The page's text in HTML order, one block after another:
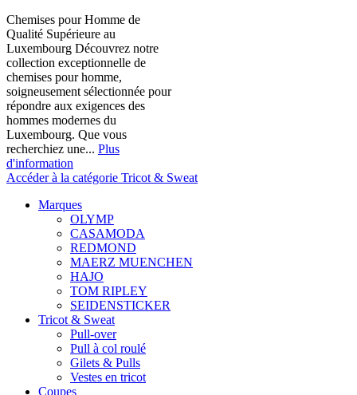
Chemises pour Homme de
Qualité Supérieure au
Luxembourg Découvrez notre
collection exceptionnelle de
chemises pour homme,
soigneusement sélectionnée pour
répondre aux exigences des
hommes modernes du
Luxembourg. Que vous
recherchiez une... Plus
d'information
Accéder à la catégorie Tricot & Sweat
Marques
OLYMP
CASAMODA
REDMOND
MAERZ MUENCHEN
HAJO
TOM RIPLEY
SEIDENSTICKER
Tricot & Sweat
Pull-over
Pull à col roulé
Gilets & Pulls
Vestes en tricot
Coupes